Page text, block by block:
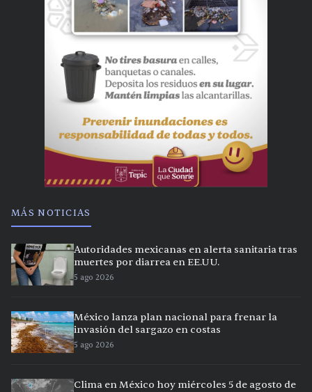
MÁS NOTICIAS
Autoridades mexicanas en alerta sanitaria tras
muertes por diarrea en EE.UU.
5 ago 2026
México lanza plan nacional para frenar la
invasión del sargazo en costas
5 ago 2026
Clima en México hoy miércoles 5 de agosto de